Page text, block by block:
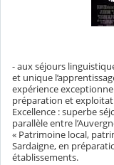
- aux séjours
et unique
expérience
préparation et
Excellence : superbe
parallèle entre
« Patrimoine local,
Sardaigne, en
établissements.